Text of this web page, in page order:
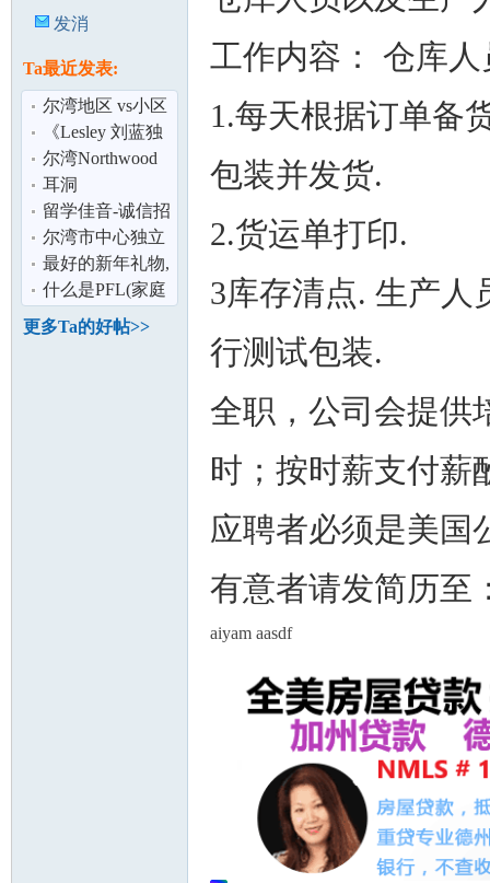
发消
Ta最近发表:
尔湾地区 vs小区
便宜转租
《Lesley 刘蓝独
家代理》尔湾北
木社区North
尔湾Northwood
三房2.5浴小独栋
house带院子
耳洞
留学佳音-诚信招
募莘莘学子,近尔
湾市寄宿家
尔湾市中心独立
屋的一套房一雅
房出租
最好的新年礼物,
给孩子美国教育
体验和不一
什么是PFL(家庭
事故福利)?
更多Ta的好帖>>
工作内容： 仓库人
1.每天根据订单备
包装并发货.
2.货运单打印.
3库存清点. 生产人
行测试包装.
全职，公司会提供
时；按时薪支付薪
应聘者必须是美国
有意者请发简历至
aiyam aasdf